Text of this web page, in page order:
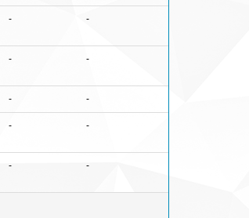
- -
- -
- -
- -
- -